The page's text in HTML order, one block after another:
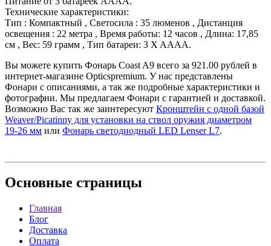
Технические характеристики:
Тип : Компактный , Светосила : 35 люменов , Дистанция
освещения : 22 метра , Время работы: 12 часов , Длина: 17,85
см , Вес: 59 грамм , Тип батареи: 3 X AAAA.
Вы можете купить Фонарь Coast A9 всего за 921.00 рублей в
интернет-магазине Opticspremium. У нас представлены
Фонари с описаниями, а так же подробные характеристики и
фотографии. Мы предлагаем Фонари с гарантией и доставкой.
Возможно Вас так же заинтересуют Кронштейн с одной базой
Weaver/Picatinny для установки на ствол оружия диаметром
19-26 мм или Фонарь светодиодный LED Lenser L7.
Основные страницы
Главная
Блог
Доставка
Оплата